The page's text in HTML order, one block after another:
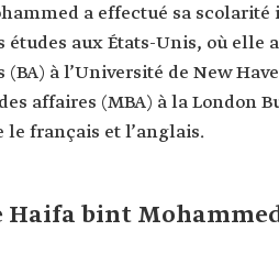
Comité féminin de
d’escrime.
des affaires
à l’Université de New
Unis.
a effectué sa
études aux États-Unis, où elle
à l’Université de New
affaires (MBA) à la London
le français et l’anglais.
Haifa bint